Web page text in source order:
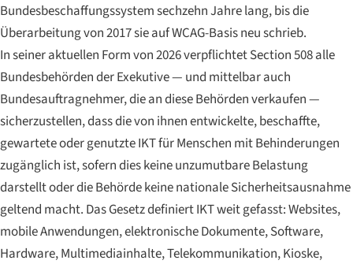
Bundesbeschaffungssystem sechzehn Jahre lang, bis die
Überarbeitung von 2017 sie auf WCAG-Basis neu schrieb.
In seiner aktuellen Form von 2026 verpflichtet Section 508 alle
Bundesbehörden der Exekutive — und mittelbar auch
Bundesauftragnehmer, die an diese Behörden verkaufen —
sicherzustellen, dass die von ihnen entwickelte, beschaffte,
gewartete oder genutzte IKT für Menschen mit Behinderungen
zugänglich ist, sofern dies keine unzumutbare Belastung
darstellt oder die Behörde keine nationale Sicherheitsausnahme
geltend macht. Das Gesetz definiert IKT weit gefasst: Websites,
mobile Anwendungen, elektronische Dokumente, Software,
Hardware, Multimediainhalte, Telekommunikation, Kioske,